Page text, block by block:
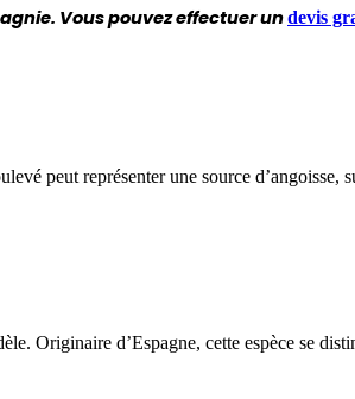
Vous pouvez effectuer undevis
peut représenter une source d’angoisse,
Originaire d’Espagne, cette espèce se